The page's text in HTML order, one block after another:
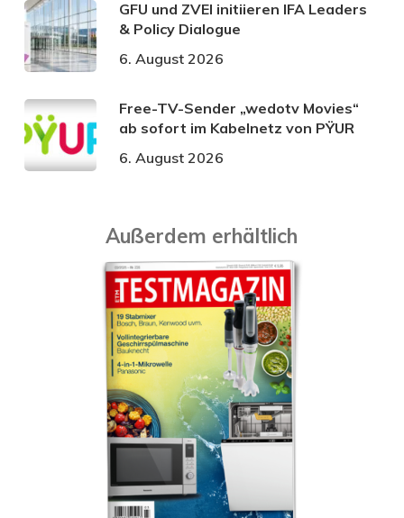
GFU und ZVEI initiieren IFA Leaders
& Policy Dialogue
6. August 2026
Free-TV-Sender „wedotv Movies“
ab sofort im Kabelnetz von PŸUR
6. August 2026
Außerdem erhältlich